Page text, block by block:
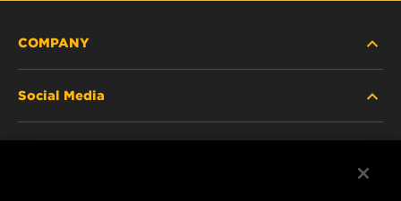
COMPANY
Social Media